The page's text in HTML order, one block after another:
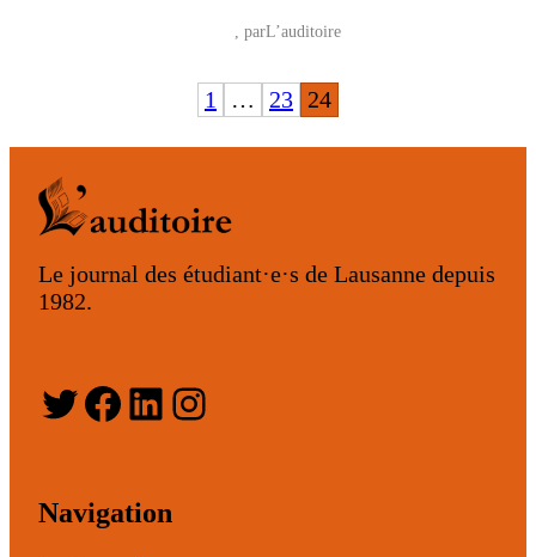
, parL’auditoire
1 … 23 24
Le journal des étudiant·e·s de Lausanne depuis
1982.
Twitter
Facebook
LinkedIn
Instagram
Navigation